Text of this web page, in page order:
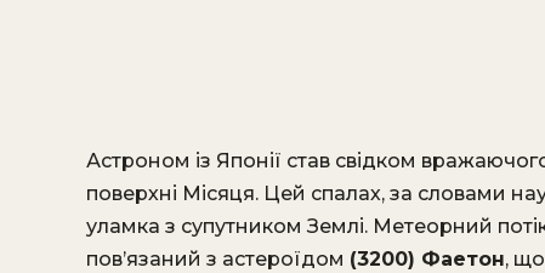
Астроном із Японії став свідком
поверхні Місяця. Цей спалах, за словами
уламка з супутником Землі. Метеорний
пов’язаний з астероїдом (3200) Фаетон,